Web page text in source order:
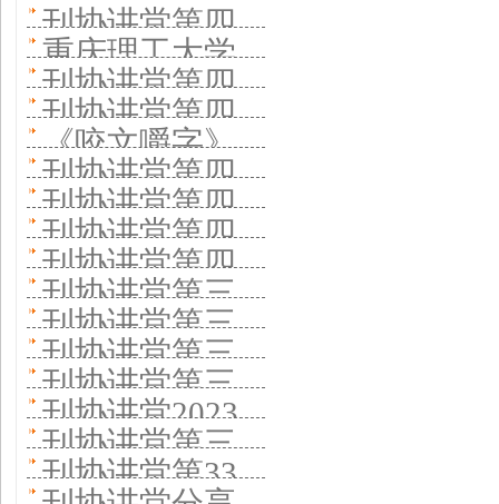
编委团队 加大
国际传播力度
发行量如何翻
十倍
冶金材料》分
享高起点办刊
经验
锋》杂志社分
享办刊经验 聚
焦全媒体时代
党刊社守正创
新
女》：内容是
媒体的生命
——老牌期刊
在刊协讲堂分
享如何拥有数
千万粉丝
十九期—— 科
普期刊如何吸
引受众
刊协讲堂第四
十八期开讲 老
牌期刊《青年
文摘》分享办
刊常青之道
重庆理工大学
期刊社在刊协
讲堂第四十七
期分享办刊经
验 组织优质稿
件 深化融合创
新
刊协讲堂第四
十六期《文史
哲》分享办刊
经验 老牌学术
期刊怎样保特
色促发展
刊协讲堂第四
十五期开讲 聚
焦学术期刊群
做强做大做活
《咬文嚼字》
负责人做客刊
协讲堂详解推
动语文规范 一
本以“纠错”为特
色刊物怎样塑
品牌
刊协讲堂第四
十三期举行
《丝绸》杂志
讲述办刊特色
刊协讲堂第四
十二期开讲
《南方》杂志
分享探索“四
有”实践
刊协讲堂第四
十一期开讲
《农村百事
通》分享怎样
服务“三农”
刊协讲堂第四
十期开讲 《历
史研究》杂志
分享办刊思路
刊协讲堂第三
十九期开讲
《女友》杂志
创新促融合
刊协讲堂第三
十八期举办
《敦煌研究》
分享办刊经验
刊协讲堂第三
十七期开讲党
史学术期刊如
刊协讲堂第三
十六期开讲聚
焦百年期刊如
刊协讲堂2023
年首次开讲
刊协讲堂第三
十四期专题开
刊协讲堂第33